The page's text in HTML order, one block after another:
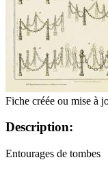
Fiche créée ou mise à
Description:
Entourages de tombes